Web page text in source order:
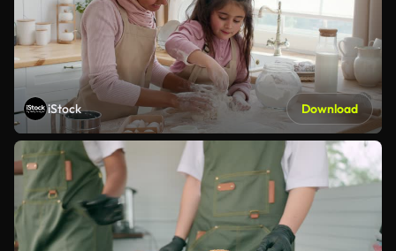
iStock Download